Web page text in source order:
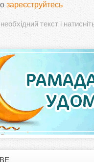
зареєструйтесь
текст і